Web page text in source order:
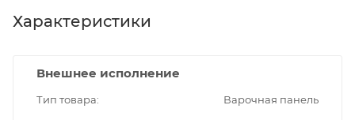
Характеристики
Внешнее исполнение
Тип товара
Варочная панель